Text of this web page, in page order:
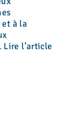
à la
Lire l’article